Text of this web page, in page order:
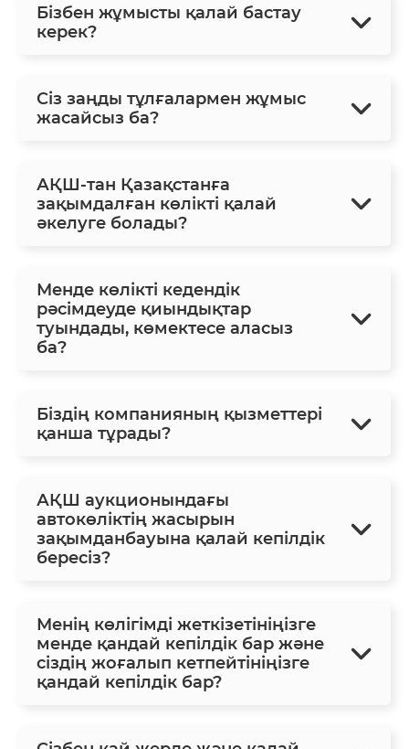
Бізбен жұмысты қалай бастау
керек?
Сіз заңды тұлғалармен жұмыс
жасайсыз ба?
АҚШ-тан Қазақстанға
зақымдалған көлікті қалай
әкелуге болады?
Менде көлікті кедендік
рәсімдеуде қиындықтар
туындады, көмектесе аласыз
ба?
Біздің компанияның қызметтері
қанша тұрады?
АҚШ аукционындағы
автокөліктің жасырын
зақымданбауына қалай кепілдік
бересіз?
Менің көлігімді жеткізетініңізге
менде қандай кепілдік бар және
сіздің жоғалып кетпейтініңізге
қандай кепілдік бар?